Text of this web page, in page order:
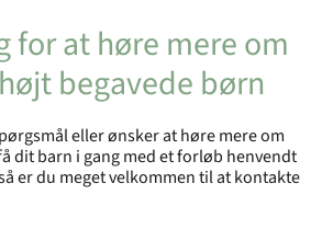
for at høre mere om
begavede børn
eller ønsker at høre mere om
dit barn i gang med et forløb henvendt
er du meget velkommen til at kontakte